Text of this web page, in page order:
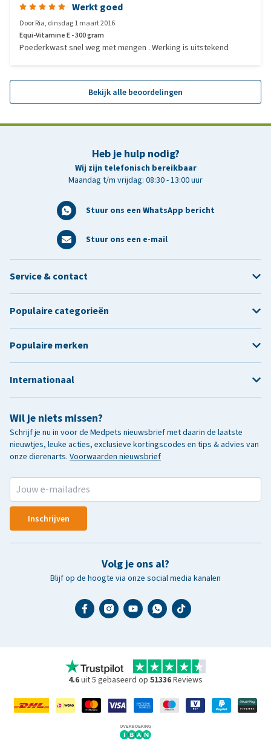
Werkt goed
DoorRia, dinsdag 1 maart 2016
Equi-Vitamine E - 300 gram
Poederkwast snel weg met mengen . Werking is uitstekend
Bekijk alle beoordelingen
Heb je hulp nodig?
Wij zijn telefonisch bereikbaar
Maandag t/m vrijdag: 08:30 - 13:00 uur
Stuur ons een WhatsApp bericht
Stuur ons een e-mail
Wil je niets missen?
Schrijf je nu in voor de Medpets nieuwsbrief met daarin de laatste
nieuwtjes, leuke acties, exclusieve kortingscodes en tips & advies van
onze dierenarts. Voorwaarden nieuwsbrief
Inschrijven
Volg je ons al?
Blijf op de hoogte via onze social media kanalen
Service & contact
Populaire categorieën
Populaire merken
Internationaal
4.6uit 5 gebaseerd op 51336Reviews